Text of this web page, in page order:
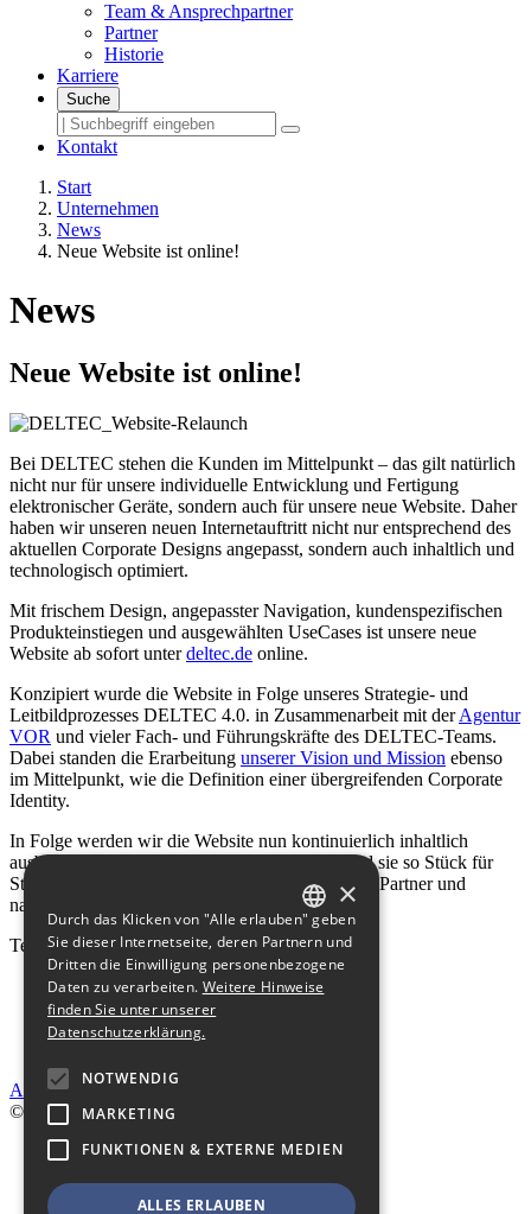
Team & Ansprechpartner
Partner
Historie
Karriere
Suche
Kontakt
Start
Unternehmen
News
Neue Website ist online!
News
Neue Website ist online!
Bei DELTEC stehen die Kunden im Mittelpunkt – das gilt natürlich
nicht nur für unsere individuelle Entwicklung und Fertigung
elektronischer Geräte, sondern auch für unsere neue Website. Daher
haben wir unseren neuen Internetauftritt nicht nur entsprechend des
aktuellen Corporate Designs angepasst, sondern auch inhaltlich und
technologisch optimiert.
Mit frischem Design, angepasster Navigation, kundenspezifischen
Produkteinstiegen und ausgewählten UseCases ist unsere neue
Website ab sofort unterdeltec.de online.
Konzipiert wurde die Website in Folge unseres Strategie- und
Leitbildprozesses DELTEC 4.0. in Zusammenarbeit mit derAgentur
VOR und vieler Fach- und Führungskräfte des DELTEC-Teams.
Dabei standen die Erarbeitung unserer Vision und Mission ebenso
im Mittelpunkt, wie die Definition einer übergreifenden Corporate
Identity.
In Folge werden wir die Website nun kontinuierlich inhaltlich
ausbauen, weitere Funktionen hinzuzufügen und sie so Stück für
Stück im Sinne der Bedürfnisse unserer Kunden, Partner und
natürlich des DELTEC-Teams erweitern.
Teilen:
Alle anzeigen
© DELTEC electronics 2026
Start
GERMAN
ENGLISH
×
Durch das Klicken von "Alle erlauben" geben
Sie dieser Internetseite, deren Partnern und
Dritten die Einwilligung personenbezogene
Daten zu verarbeiten. Weitere Hinweise
finden Sie unter unserer
Datenschutzerklärung.
NOTWENDIG
MARKETING
FUNKTIONEN & EXTERNE MEDIEN
ALLES ERLAUBEN